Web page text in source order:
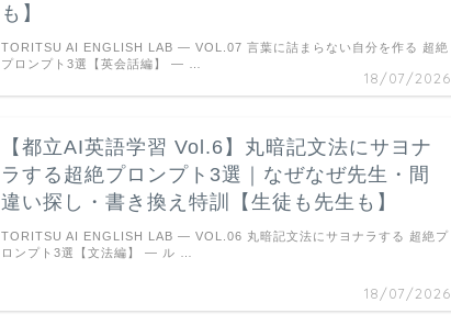
も】
18/07/2026
TORITSU AI ENGLISH LAB — VOL.07 言葉に詰まらない自分を作る 超絶
プロンプト3選【英会話編】 ― …
【都立AI英語学習 Vol.6】丸暗記文法にサヨナ
ラする超絶プロンプト3選｜なぜなぜ先生・間
違い探し・書き換え特訓【生徒も先生も】
18/07/2026
TORITSU AI ENGLISH LAB — VOL.06 丸暗記文法にサヨナラする 超絶プ
ロンプト3選【文法編】 ― ル …